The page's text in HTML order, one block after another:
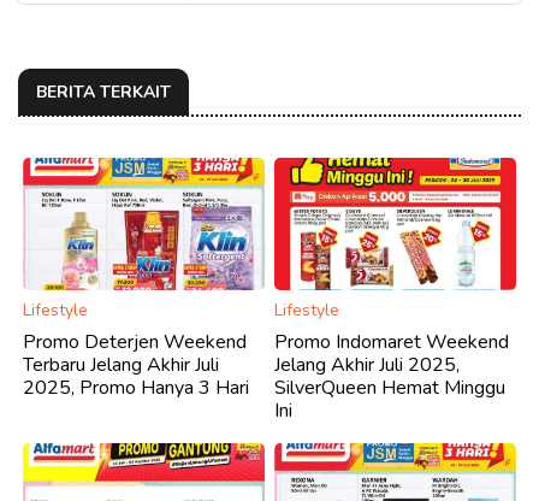
BERITA TERKAIT
Lifestyle
Promo Deterjen Weekend
Terbaru Jelang Akhir Juli
2025, Promo Hanya 3 Hari
Lifestyle
Promo Indomaret Weekend
Jelang Akhir Juli 2025,
SilverQueen Hemat Minggu
Ini